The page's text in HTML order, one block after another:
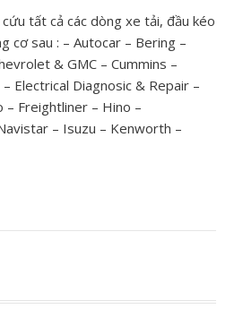
tất cả các dòng xe tải, đầu kéo
cơ sau : – Autocar – Bering –
& GMC – Cummins –
Electrical Diagnosic & Repair –
– Freightliner – Hino –
– Isuzu – Kenworth –